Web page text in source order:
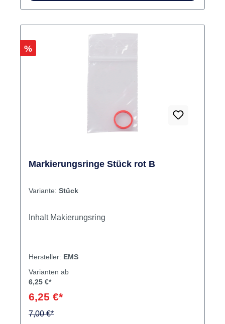
Rabatt
%
Markierungsringe Stück rot B
Variante: Stück
Inhalt Makierungsring
Hersteller: EMS
Varianten ab
6,25 €*
6,25 €*
7,00 €*